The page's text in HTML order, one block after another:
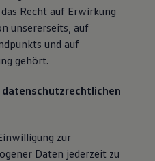
Recht auf Erwirkung
unsererseits, auf
und auf
gehört.
zur
Daten jederzeit zu